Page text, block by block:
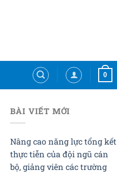
0
BÀI VIẾT MỚI
Nâng cao năng lực tổng kết
thực tiễn của đội ngũ cán
bộ, giảng viên các trường